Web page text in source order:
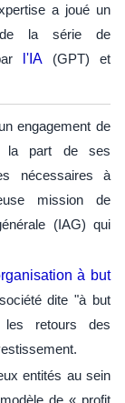
a joué un
de la série de
l'IA (GPT) et
engagement de
la part de ses
nécessaires à
mission de
(IAG) qui
à but
dite "à but
retours des
entités au sein
de « profit